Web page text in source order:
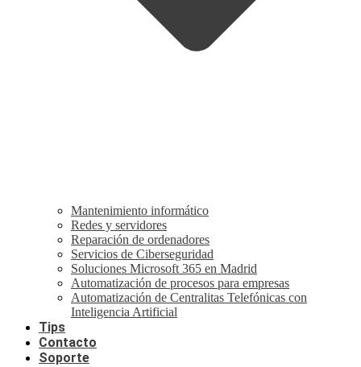
Mantenimiento informático
Redes y servidores
Reparación de ordenadores
Servicios de Ciberseguridad
Soluciones Microsoft 365 en Madrid
Automatización de procesos para empresas
Automatización de Centralitas Telefónicas con
Inteligencia Artificial
Tips
Contacto
Soporte